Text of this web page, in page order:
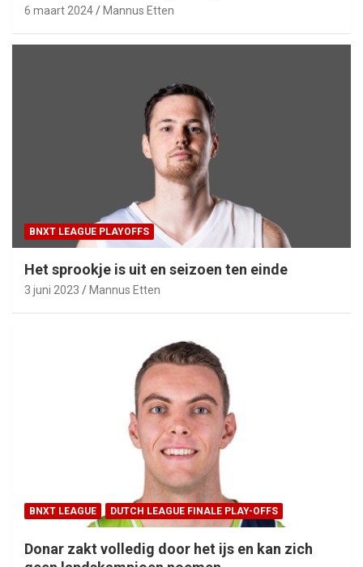
6 maart 2024 Mannus Etten
BNXT LEAGUE PLAYOFFS
Het sprookje is uit en seizoen ten einde
3 juni 2023 Mannus Etten
BNXT LEAGUE DUTCH LEAGUE FINALE PLAY-OFFS
Donar zakt volledig door het ijs en kan zich